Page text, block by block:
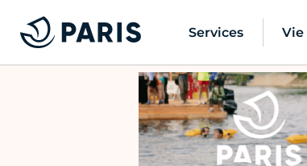
Services Vie